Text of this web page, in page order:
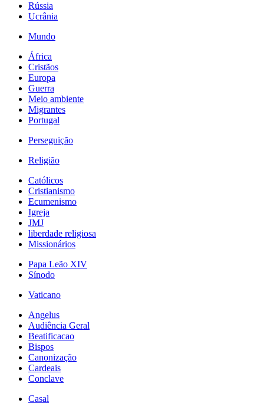
Rússia
Ucrânia
Mundo
África
Cristãos
Europa
Guerra
Meio ambiente
Migrantes
Portugal
Perseguição
Religião
Católicos
Cristianismo
Ecumenismo
Igreja
JMJ
liberdade religiosa
Missionários
Papa Leão XIV
Sínodo
Vaticano
Angelus
Audiência Geral
Beatificacao
Bispos
Canonização
Cardeais
Conclave
Casal